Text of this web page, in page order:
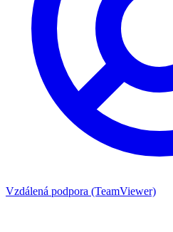
Vzdálená podpora (TeamViewer)